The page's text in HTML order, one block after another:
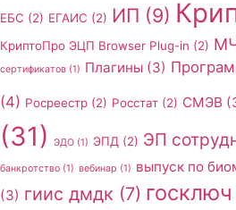
ЕБС (2) ЕГАИС (2) ИП (9)
КриптоПро ЭЦП Browser Plug-in (2)
сертификатов (1) Плагины (3)
(4) Росреестр (2) Росстат (2) СМЭВ
(31)
ЭДО (1) ЭПД (2) ЭП
банкротство (1) вебинар (1) выпуск по
(3) гиис дмдк (7) госключ